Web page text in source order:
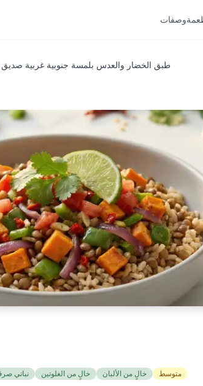
وصفات
طبق الخضار والعدس بلمسة جنوبية غربية
نباتي خالٍ من الغلوتين خالٍ من الألبان متوسط